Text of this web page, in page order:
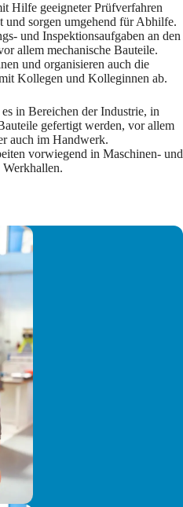
Hilfe geeigneter Prüfverfahren
und sorgen umgehend für Abhilfe.
und Inspektionsaufgaben an den
allem mechanische Bauteile.
und organisieren auch die
Kollegen und Kolleginnen ab.
in Bereichen der Industrie, in
gefertigt werden, vor allem
auch im Handwerk.
vorwiegend in Maschinen- und
Werkhallen.